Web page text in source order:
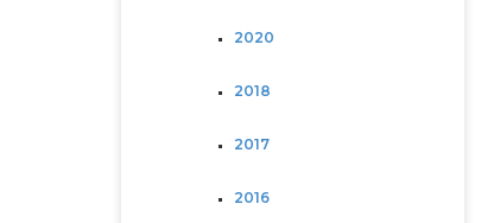
2020
2018
2017
2016